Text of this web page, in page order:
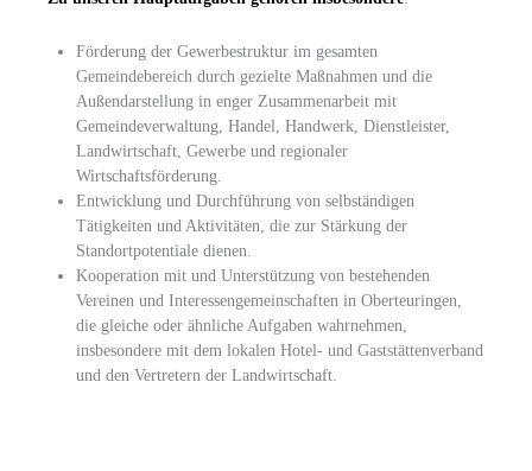
Förderung der Gewerbestruktur im gesamten
Gemeindebereich durch ge­zielte Maßnahmen und die
Außendarstellung in enger Zusammenarbeit mit
Gemeindeverwaltung, Handel, Handwerk, Dienstleister,
Landwirtschaft, Ge­werbe und regionaler
Wirtschaftsförderung.
Entwicklung und Durchführung von selbständigen
Tätigkeiten und Aktivitäten, die zur Stärkung der
Standortpotentiale dienen.
Kooperation mit und Unterstützung von bestehenden
Vereinen und Interes­sengemeinschaften in Oberteuringen,
die gleiche oder ähnliche Aufgaben wahrnehmen,
insbesondere mit dem lokalen Hotel- und Gaststättenverband
und den Vertretern der Landwirtschaft.